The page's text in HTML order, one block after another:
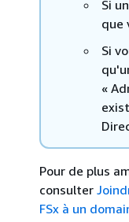
Si
que
Si
«
Pour de plus
consulter
FSx à un